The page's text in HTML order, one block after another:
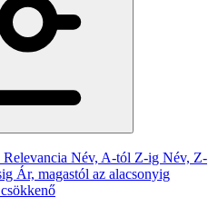
Relevancia Név, A-tól Z-ig Név, Z-
Ár, magastól az alacsonyig